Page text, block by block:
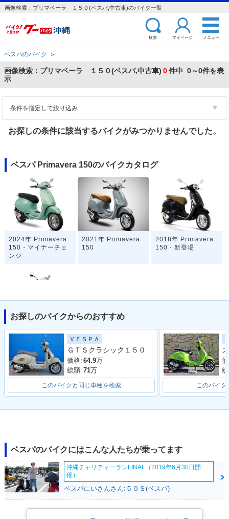
画像検索：プリマベーラ １５０(ベスパ,中古車)のバイク一覧
検索 マイページ メニュー
ベスパのバイク ＞
画像検索：プリマベーラ １５０(ベスパ,中古車) 0件中 0～0件を表
示
条件を指定して絞り込み
お探しの条件に該当するバイクがみつかりませんでした。
ベスパ Primavera 150のバイクカタログ
2024年 Primavera
150・マイナーチェ
ンジ
2021年 Primavera
150
2018年 Primavera
150・新登場
2017年 Primavera
150 Arcobaleno・
特別・限定仕様
お探しのバイクからのおすすめ
ＶＥＳＰＡ
ＧＴＳクラシック１５０
価格: 64.9万
総額: 71万
このバイクと同じ車種を検索 このバイク
ベスパのバイクにはこんな人たちが乗ってます
沖縄チャリティーランFINAL（2019年6月30日開
催）
ベスパにいさんさん:５０Ｓ(ベスパ)